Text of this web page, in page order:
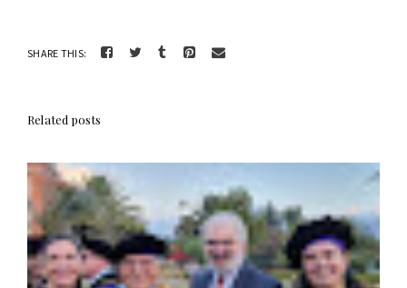
SHARE THIS:
Related posts